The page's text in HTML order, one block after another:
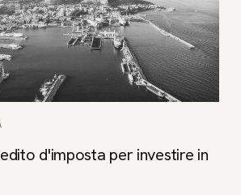
d'imposta per investire in